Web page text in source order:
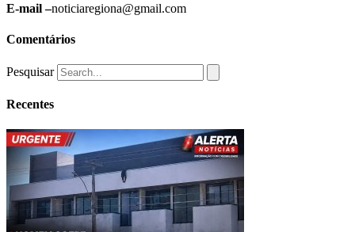
E-mail –noticiaregiona@gmail.com
Comentários
Pesquisar
Recentes